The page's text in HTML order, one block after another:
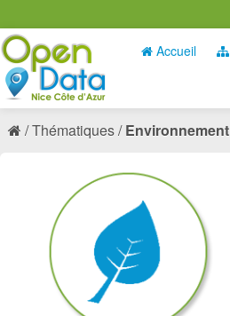
Accueil
Thématiques Environnement